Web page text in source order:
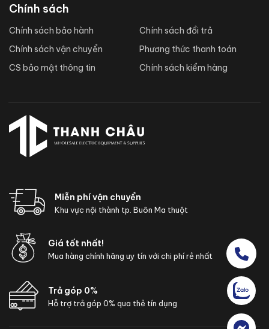
Chính sách
Chính sách bảo hành
Chính sách vận chuyển
CS bảo mật thông tin
Chính sách đổi trả
Phương thức thanh toán
Chính sách kiểm hàng
Miễn phí vận chuyển
Khu vực nội thành tp. Buôn Ma thuột
Giá tốt nhất!
Mua hàng chính hãng uy tín với chi phí rẻ nhất
Trả góp 0%
Hỗ trợ trả góp 0% qua thẻ tín dụng